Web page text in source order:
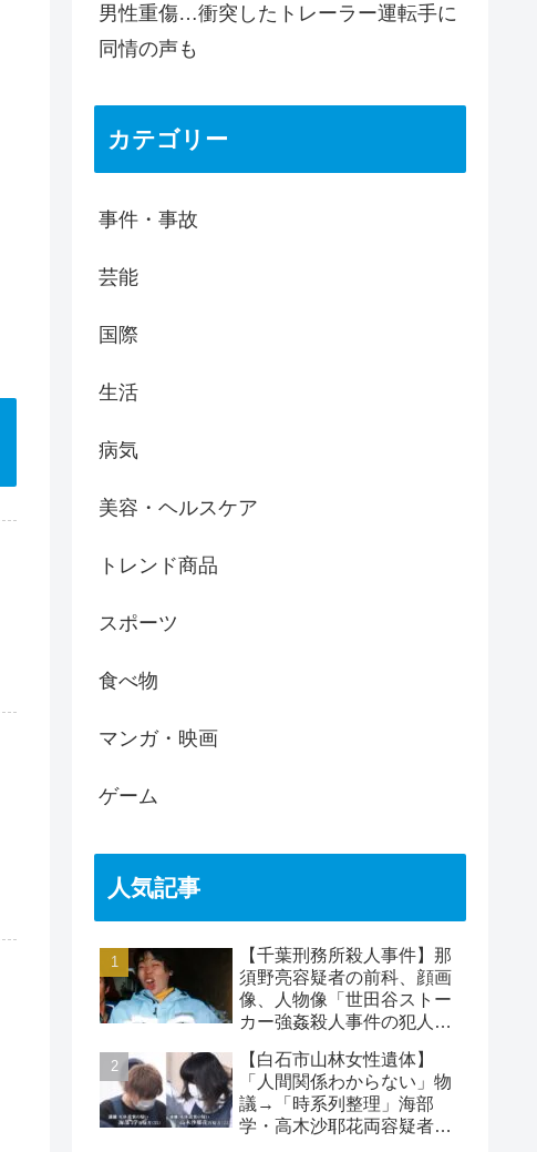
男性重傷…衝突したトレーラー運転手に
同情の声も
カテゴリー
事件・事故
芸能
国際
生活
病気
美容・ヘルスケア
トレンド商品
スポーツ
食べ物
マンガ・映画
ゲーム
人気記事
【千葉刑務所殺人事件】那
須野亮容疑者の前科、顔画
像、人物像「世田谷ストー
カー強姦殺人事件の犯人」
は？
【白石市山林女性遺体】
「人間関係わからない」物
議→「時系列整理」海部
学・高木沙耶花両容疑者、